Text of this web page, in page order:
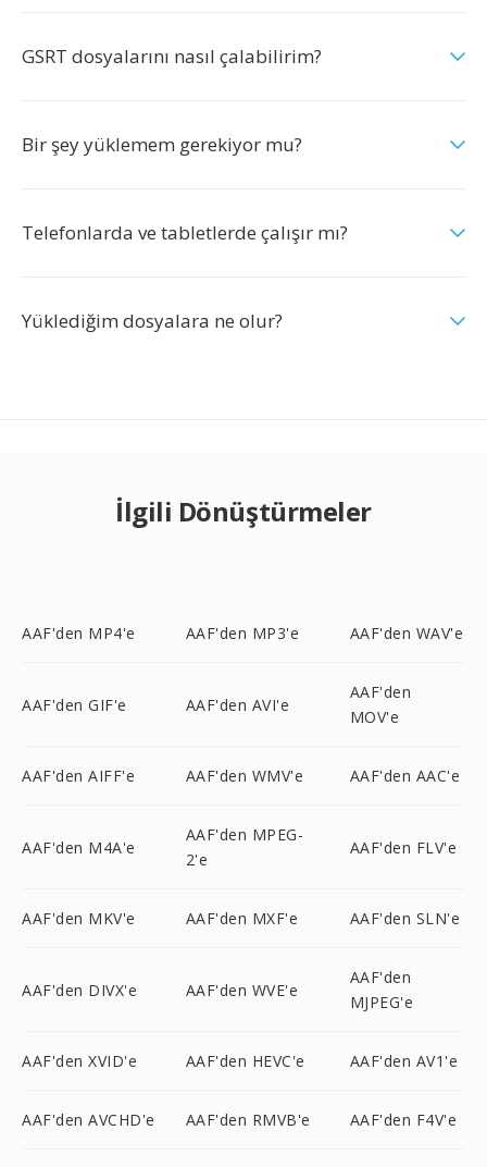
GSRT dosyalarını nasıl çalabilirim?
Bir şey yüklemem gerekiyor mu?
Telefonlarda ve tabletlerde çalışır mı?
Yüklediğim dosyalara ne olur?
İlgili Dönüştürmeler
AAF'den MP4'e AAF'den MP3'e AAF'den WAV'e
AAF'den GIF'e AAF'den AVI'e
AAF'den
MOV'e
AAF'den AIFF'e AAF'den WMV'e AAF'den AAC'e
AAF'den M4A'e
AAF'den MPEG-
2'e
AAF'den FLV'e
AAF'den MKV'e AAF'den MXF'e AAF'den SLN'e
AAF'den DIVX'e AAF'den WVE'e
AAF'den
MJPEG'e
AAF'den XVID'e AAF'den HEVC'e AAF'den AV1'e
AAF'den AVCHD'e AAF'den RMVB'e AAF'den F4V'e